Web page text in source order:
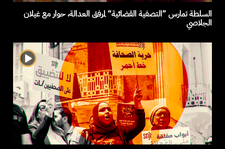
السلطة تمارس ”التصفية القضائية“ لمرفق العدالة، حوار مع غيلان
الجلاصي